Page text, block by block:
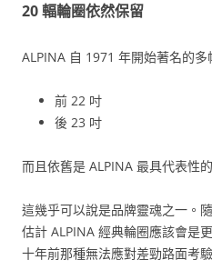
20 輻輪圈依然保留
ALPINA 自 1971 年開始著名的多
前 22 吋
後 23 吋
而且依舊是 ALPINA 最具代表性
這幾乎可以說是品牌靈魂之一。
估計 ALPINA 經典輪圈應該會是
十年前那種無法應對差勁路面考